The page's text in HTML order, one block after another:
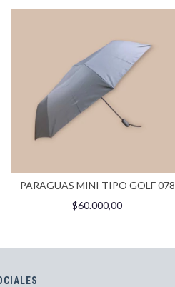
PARAGUAS MINI TIPO GOLF 078
$60.000,00